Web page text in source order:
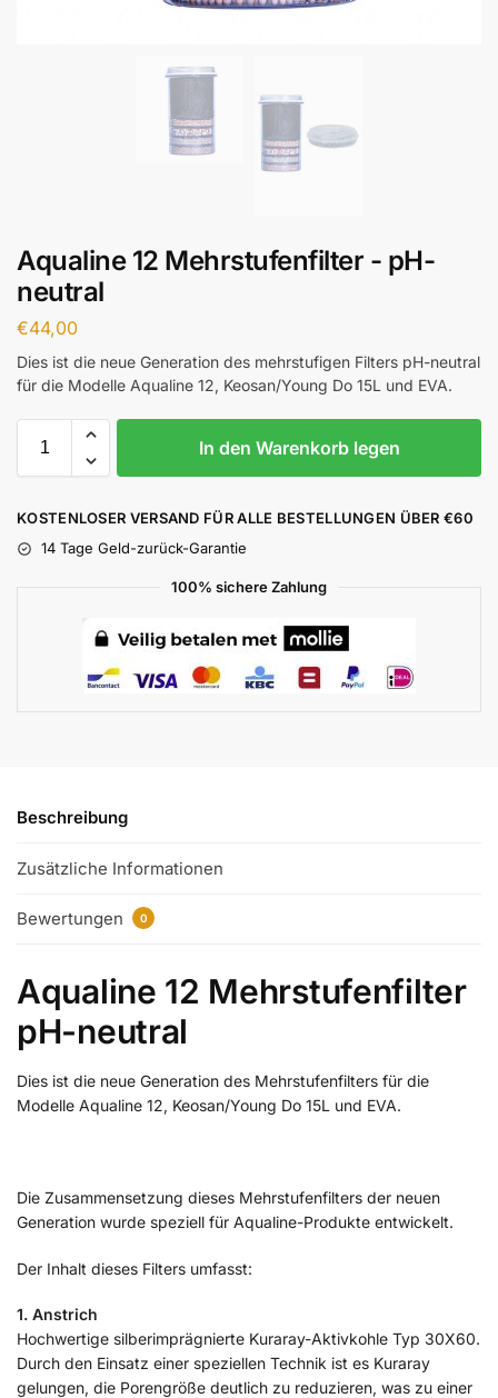
Aqualine 12 Mehrstufenfilter - pH-
neutral
€44,00
Dies ist die neue Generation des mehrstufigen Filters pH-neutral
für die Modelle Aqualine 12, Keosan/Young Do 15L und EVA.
In den Warenkorb legen
KOSTENLOSER VERSAND FÜR ALLE BESTELLUNGEN ÜBER €60
14 Tage Geld-zurück-Garantie
100% sichere Zahlung
Beschreibung
Zusätzliche Informationen
Bewertungen 0
Aqualine 12 Mehrstufenfilter
pH-neutral
Dies ist die neue Generation des Mehrstufenfilters für die
Modelle Aqualine 12, Keosan/Young Do 15L und EVA.
Die Zusammensetzung dieses Mehrstufenfilters der neuen
Generation wurde speziell für Aqualine-Produkte entwickelt.
Der Inhalt dieses Filters umfasst:
1. Anstrich
Hochwertige silberimprägnierte Kuraray-Aktivkohle Typ 30X60.
Durch den Einsatz einer speziellen Technik ist es Kuraray
gelungen, die Porengröße deutlich zu reduzieren, was zu einer